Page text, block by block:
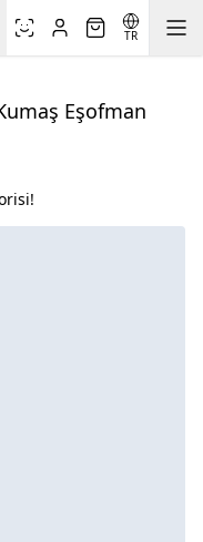
TR
Eşofman